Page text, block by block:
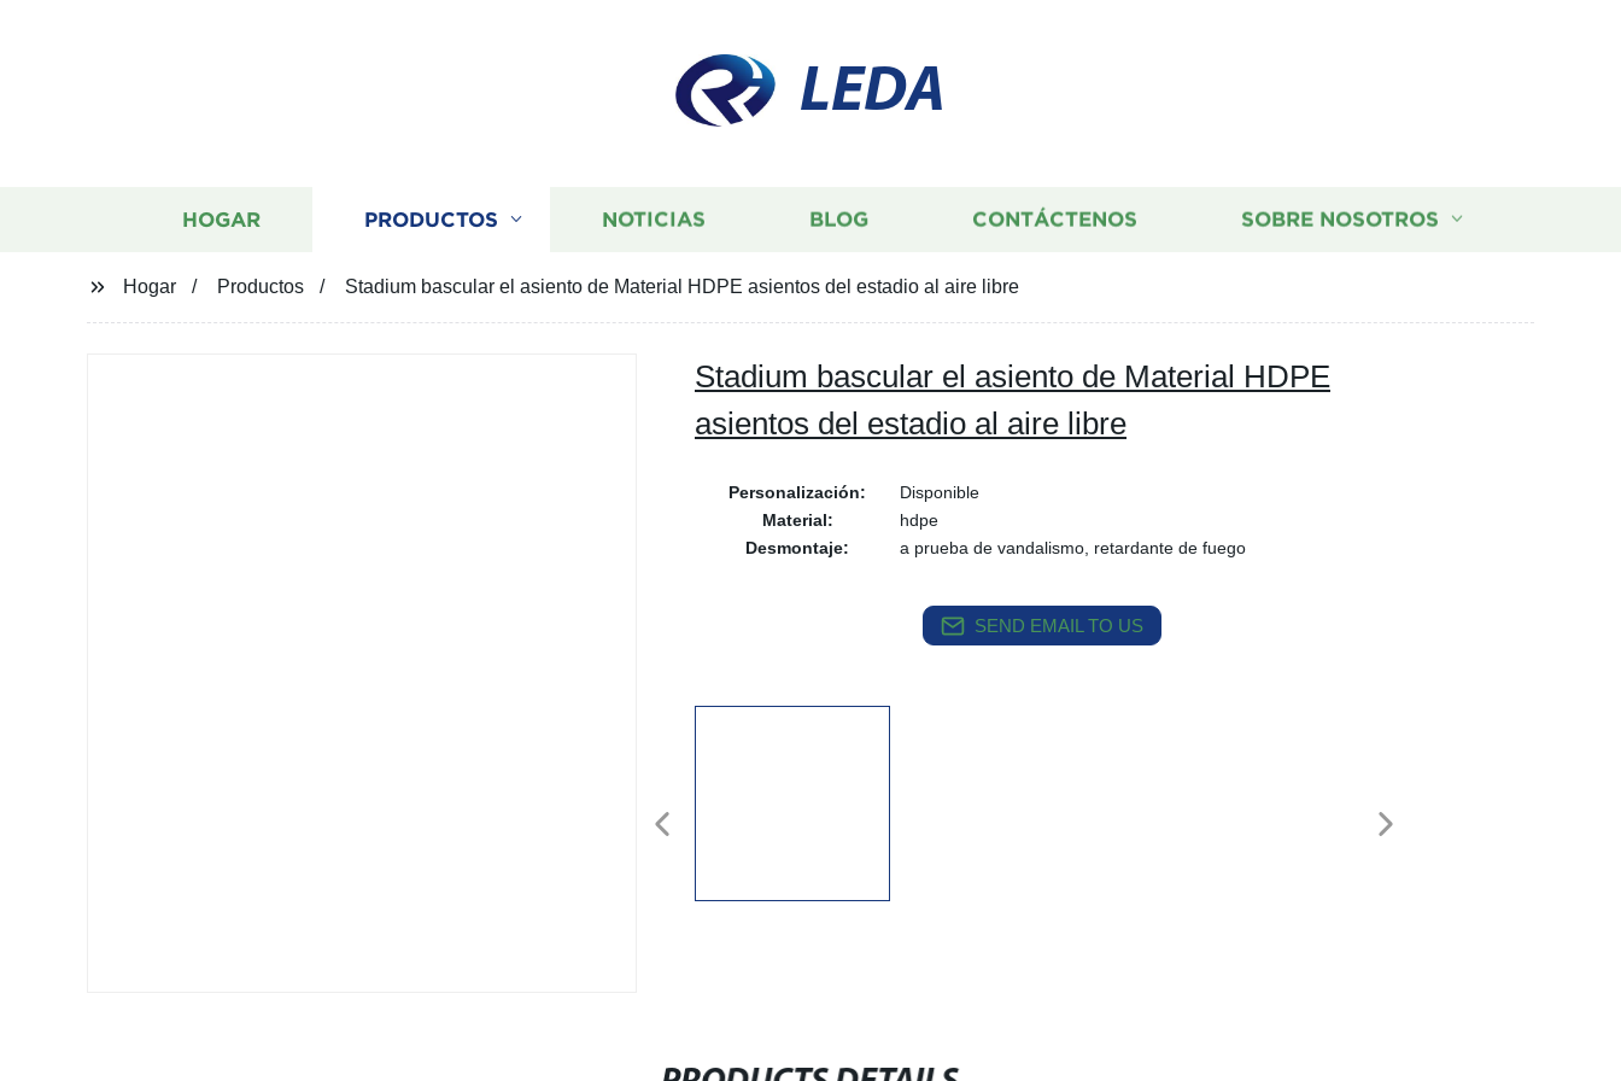
LEDA
HOGAR PRODUCTOS NOTICIAS BLOG CONTÁCTENOS SOBRE NOSOTROS
Hogar Productos Stadium bascular el asiento de Material HDPE asientos del estadio al aire libre
Stadium bascular el asiento de Material HDPE
asientos del estadio al aire libre
Personalización:
Disponible
Material:
hdpe
Desmontaje:
a prueba de vandalismo, retardante de fuego
SEND EMAIL TO US